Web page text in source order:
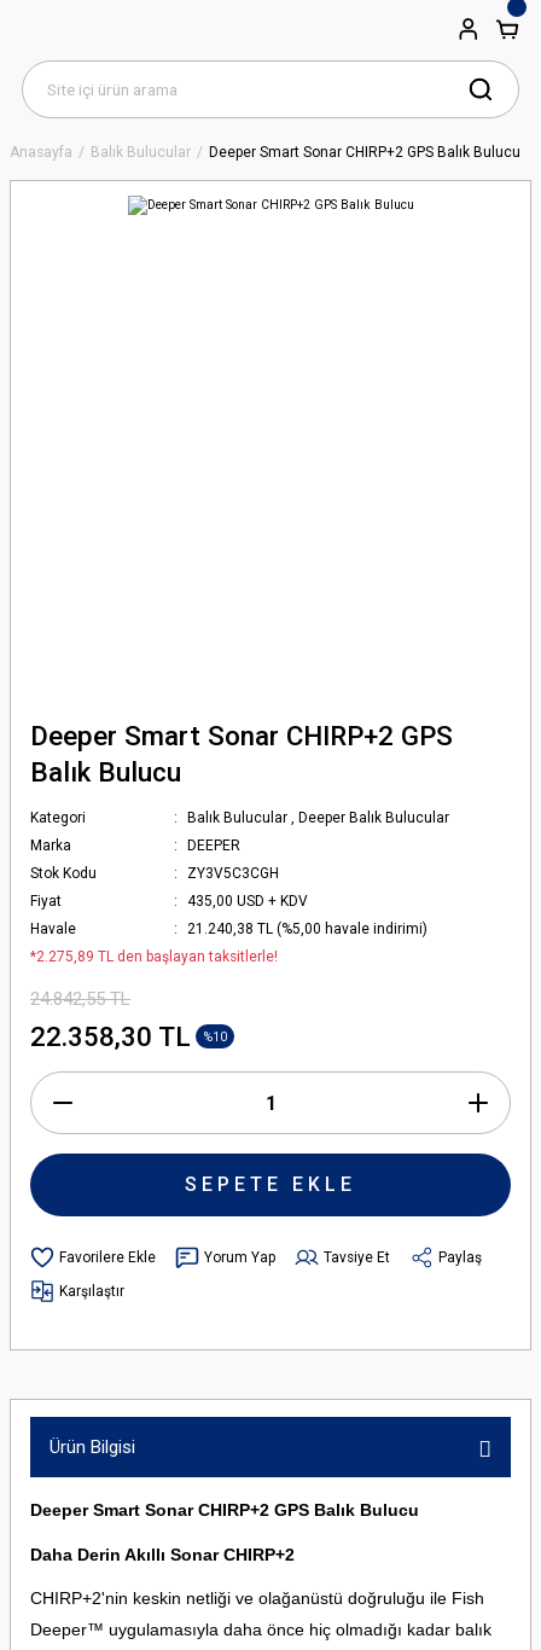
Anasayfa Balık Bulucular Deeper Smart Sonar CHIRP+2 GPS Balık Bulucu
Deeper Smart Sonar CHIRP+2 GPS
Balık Bulucu
Kategori Balık Bulucular , Deeper Balık Bulucular
Marka
DEEPER
Stok Kodu
ZY3V5C3CGH
Fiyat
435,00 USD + KDV
Havale
21.240,38 TL (%5,00 havale indirimi)
*2.275,89 TL den başlayan taksitlerle!
24.842,55 TL
22.358,30 TL %10
SEPETE EKLE
Yorum Yap Tavsiye Et
Paylaş
Karşılaştır
Ürün Bilgisi
Deeper Smart Sonar CHIRP+2 GPS Balık Bulucu
Daha Derin Akıllı Sonar CHIRP+2
CHIRP+2'nin keskin netliği ve olağanüstü doğruluğu ile Fish
Deeper™ uygulamasıyla daha önce hiç olmadığı kadar balık